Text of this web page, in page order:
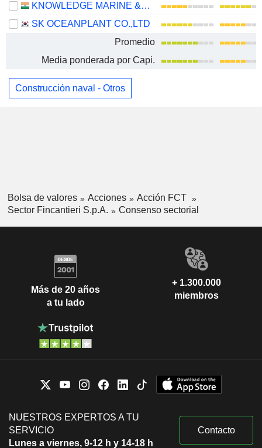
KNOWLEDGE MARINE & ENGINEERING WORKS LIMITED
SK OCEANPLANT CO.,LTD
Promedio
Media ponderada por Capi.
Construcción naval - Otros
Bolsa de valores Acciones
Acción FCT
Sector Fincantieri S.p.A.
Consenso sectorial
Más de 20 años
a tu lado
+ 1.300.000
miembros
NUESTROS EXPERTOS A TU
SERVICIO
Lunes a viernes, 9-12 h y 14-18 h
Contacto